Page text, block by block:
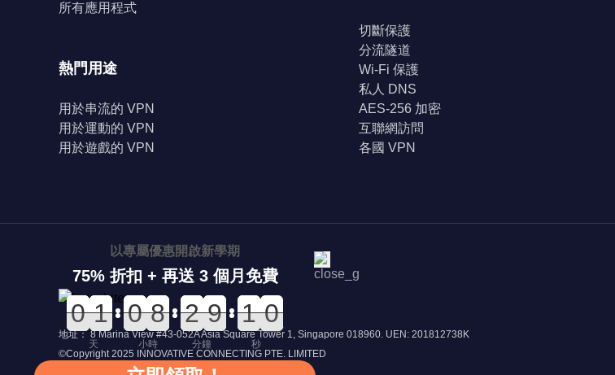
所有應用程式
熱門用途
用於串流的 VPN
用於運動的 VPN
用於遊戲的 VPN
切斷保護
分流隧道
Wi-Fi 保護
私人 DNS
AES-256 加密
互聯網訪問
各國 VPN
地址： 8 Marina View #43-052A Asia Square Tower 1, Singapore 018960. UEN: 201812738K
©Copyright 2025 INNOVATIVE CONNECTING PTE. LIMITED
以專屬優惠開啟新學期
75% 折扣 + 再送 3 個月免費
0
0
0
0 0
0
1
1 0
0
0
0 0
0
8
8 0
0
2
2 0
0
9
9 1
1
0 0
0
9
天 小時 分鐘 秒